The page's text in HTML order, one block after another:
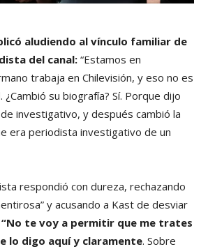
aludiendo al vínculo familiar de
del canal:“Estamos en
trabaja en Chilevisión, y eso no es
su biografía? Sí. Porque dijo
investigativo, y después cambió la
era periodista investigativo de un
respondió con dureza, rechazando
y acusando a Kast de desviar
“No te voy a permitir que me trates
lo digo aquí y claramente. Sobre